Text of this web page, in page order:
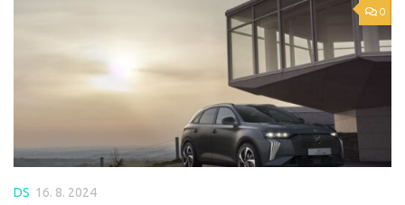
0
DS 16. 8. 2024